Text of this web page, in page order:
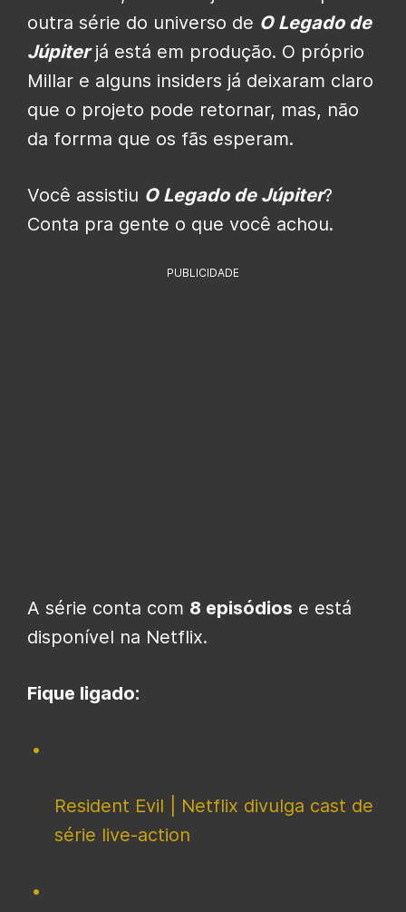
outra série do universo de O Legado de
Júpiterjá está em produção. O próprio
Millar e alguns insiders já deixaram claro
que o projeto pode retornar, mas, não
da forrma que os fãs esperam.
Você assistiu O Legado de Júpiter?
Conta pra gente o que você achou.
PUBLICIDADE
A série conta com 8 episódios e está
disponível na Netflix.
Fique ligado:
Resident Evil | Netflix divulga cast de
série live-action